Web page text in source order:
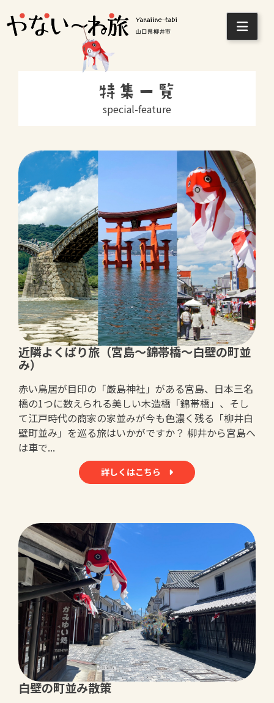
特集一覧
special-feature
近隣よくばり旅（宮島～錦帯橋～白壁の町並
み）
赤い鳥居が目印の「厳島神社」がある宮島、日本三名
橋の1つに数えられる美しい木造橋「錦帯橋」、そし
て江戸時代の商家の家並みが今も色濃く残る「柳井白
壁町並み」を巡る旅はいかがですか？ 柳井から宮島へ
は車で...
詳しくはこちら
白壁の町並み散策